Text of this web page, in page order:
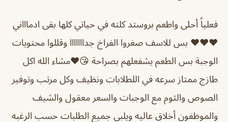
فعلياً أحلى واطعم بروستد كلته في حياتي كلها بقى ادماااني
❤️❤️❤️ بس للاسف صغروا الفراخ جدااااااا وقللوا محتويات
الوجبة بس الطعم يشفعلهم بصراحة 😘❤️مشاء الله اكل
طازج ممتاز سرعه في اللطلابات ونظيف وكل مرتب وتوفير
الصوص والثوم مع الوجبات والسعر معقول والشيف
والموظفون أخلاق عاليه ويلبي جميع الطلبات حسب الرغبه